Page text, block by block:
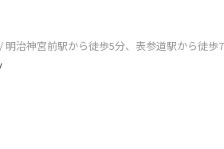
/ 明治神宮前駅から徒歩5分、表参道駅から徒歩